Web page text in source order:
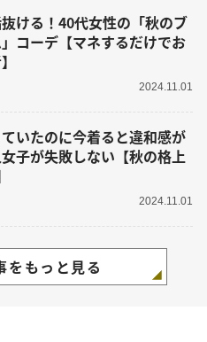
ける！40代女性の「秋のブ
コーデ【マネするだけでお
2024.11.01
ていたのに今着ると違和感が
子が失敗しない【秋の格上
2024.11.01
をもっと見る